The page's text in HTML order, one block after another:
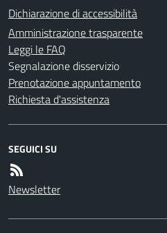
Dichiarazione di accessibilità
Amministrazione trasparente
Leggi le FAQ
Segnalazione disservizio
Prenotazione appuntamento
Richiesta d'assistenza
SEGUICI SU
Newsletter